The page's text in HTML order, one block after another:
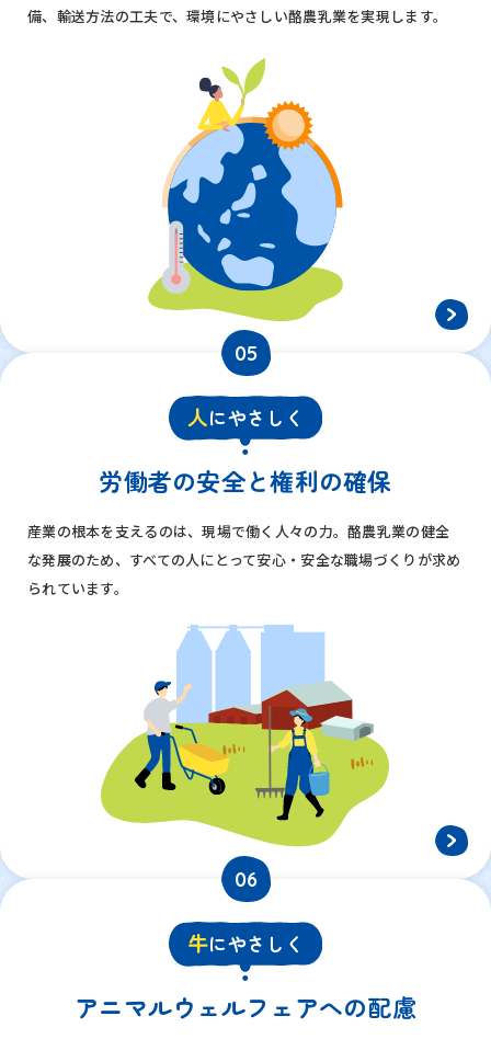
備、輸送方法の工夫で、環境にやさしい酪農乳業を実現します。
05
人にやさしく
労働者の安全と権利の確保
産業の根本を支えるのは、現場で働く人々の力。酪農乳業の健全
な発展のため、すべての人にとって安心・安全な職場づくりが求め
られています。
06
牛にやさしく
アニマルウェルフェアへの配慮